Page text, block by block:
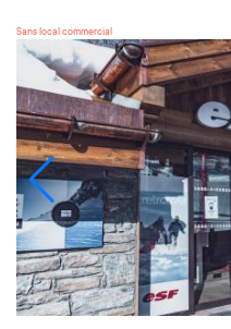
Sans local commercial